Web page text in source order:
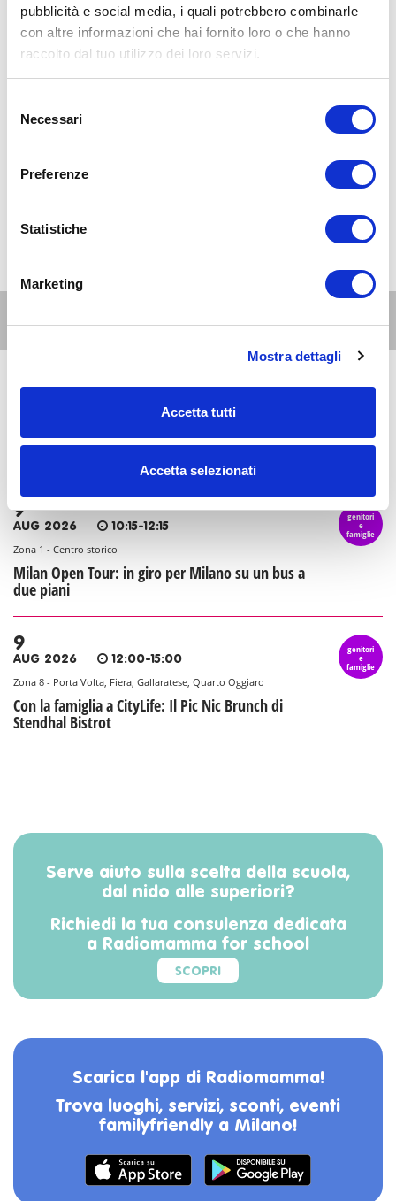
pubblicità e social media, i quali potrebbero combinarle
con altre informazioni che hai fornito loro o che hanno
raccolto dal tuo utilizzo dei loro servizi.
delNecessari
Preferenze
Statistiche
Marketing
Mostra dettagli
Accetta tutti
Accetta selezionati
Altri eventi per questa età
9
10:00-23:45
Zona 6 - Barona, Lorenteggio, Giambellino, Porta Genova
9
AUG 2026 10:15-12:15
Zona 1 - Centro storico
Milan Open Tour: in giro per Milano su un bus a
due piani
genitori
e
famiglie
9
AUG 2026 12:00-15:00
Zona 8 - Porta Volta, Fiera, Gallaratese, Quarto Oggiaro
Con la famiglia a CityLife: Il Pic Nic Brunch di
Stendhal Bistrot
genitori
e
famiglie
Serve aiuto sulla scelta della scuola,
dal nido alle superiori?
Richiedi la tua consulenza dedicata
a Radiomamma for school
SCOPRI
Scarica l'app di Radiomamma!
Trova luoghi, servizi, sconti, eventi
familyfriendly a Milano!